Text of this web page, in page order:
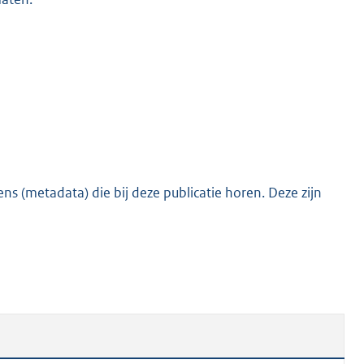
(metadata) die bij deze publicatie horen. Deze zijn